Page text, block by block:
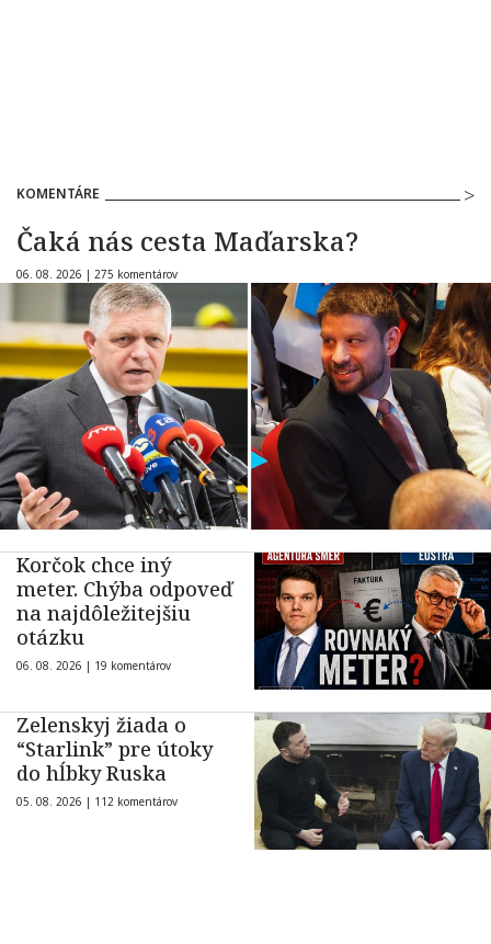
KOMENTÁRE
Čaká nás cesta Maďarska?
06. 08. 2026 | 275 komentárov
Korčok chce iný
meter. Chýba odpoveď
na najdôležitejšiu
otázku
06. 08. 2026 | 19 komentárov
Zelenskyj žiada o
“Starlink” pre útoky
do hĺbky Ruska
05. 08. 2026 | 112 komentárov